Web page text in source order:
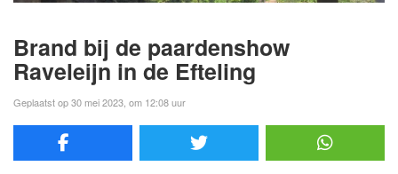
Brand bij de paardenshow
Raveleijn in de Efteling
Geplaatst op 30 mei 2023, om 12:08 uur